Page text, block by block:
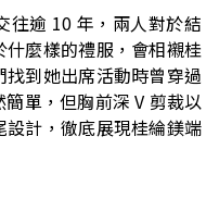
往逾 10 年，兩人對於結
麼樣的禮服，會相襯桂
到她出席活動時曾穿過
單，但胸前深 V 剪裁以
計，徹底展現桂綸鎂端